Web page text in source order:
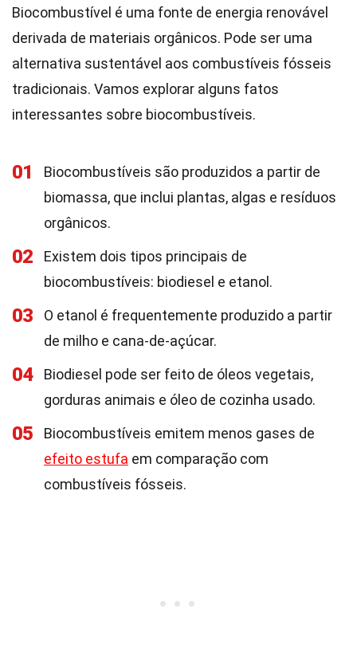
Biocombustível é uma fonte de energia renovável
derivada de materiais orgânicos. Pode ser uma
alternativa sustentável aos combustíveis fósseis
tradicionais. Vamos explorar alguns fatos
interessantes sobre biocombustíveis.
01
Biocombustíveis são produzidos a partir de
biomassa, que inclui plantas, algas e resíduos
orgânicos.
02
Existem dois tipos principais de
biocombustíveis: biodiesel e etanol.
03
O etanol é frequentemente produzido a partir
de milho e cana-de-açúcar.
04
Biodiesel pode ser feito de óleos vegetais,
gorduras animais e óleo de cozinha usado.
05
Biocombustíveis emitem menos gases de
efeito estufa em comparação com
combustíveis fósseis.